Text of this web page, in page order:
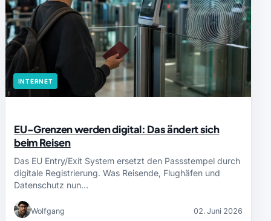
INTERNET
EU-Grenzen werden digital: Das ändert sich
beim Reisen
Das EU Entry/Exit System ersetzt den Passstempel durch
digitale Registrierung. Was Reisende, Flughäfen und
Datenschutz nun…
Wolfgang 02. Juni 2026